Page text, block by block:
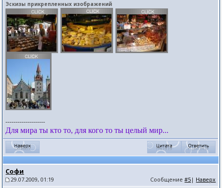
Эскизы прикрепленных изображений
--------------------
Для мира ты кто то, для кого то ты целый мир...
Софи
29.07.2009, 01:19 Сообщение#5 | Наверх